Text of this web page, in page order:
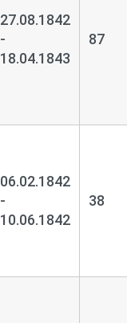
27.08.1842
-
18.04.1843
87
06.02.1842
-
10.06.1842
38